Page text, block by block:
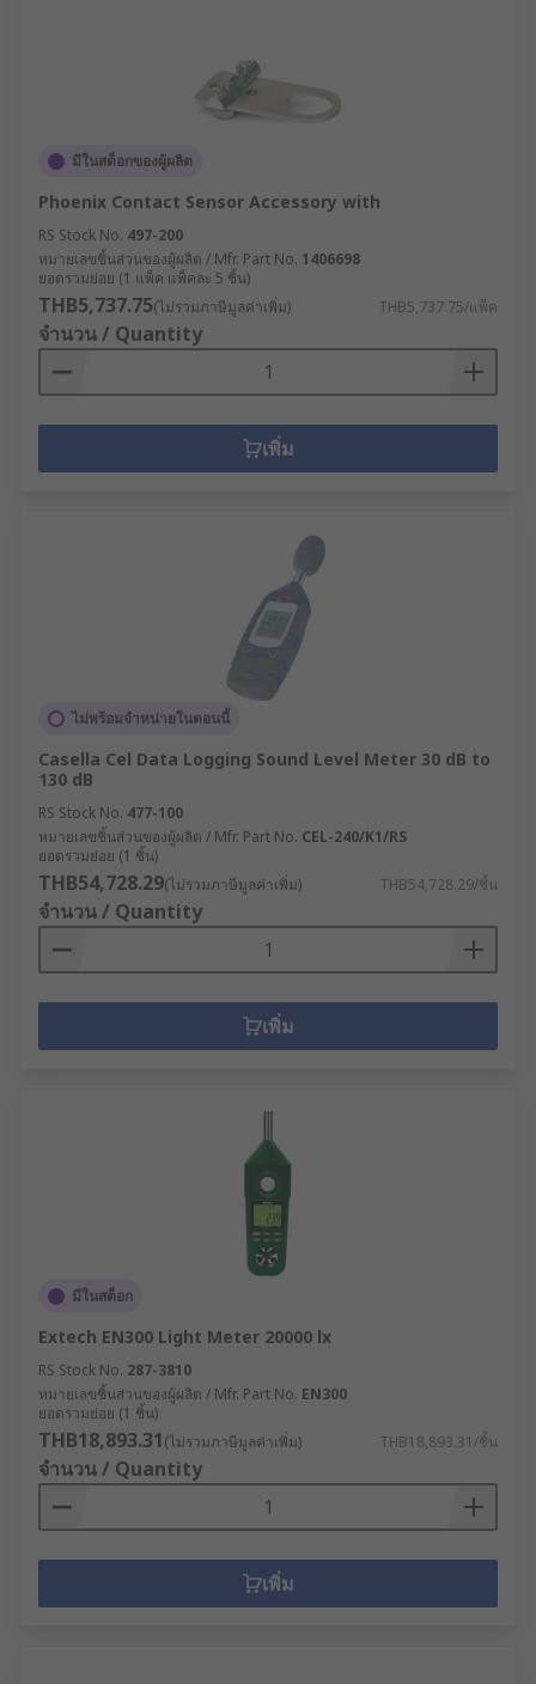
มีในสต็อกของผู้ผลิต
Phoenix Contact Sensor Accessory with
RS Stock No. 497-200
หมายเลขชิ้นส่วนของผู้ผลิต / Mfr. Part No. 1406698
ยอดรวมย่อย (1 แพ็ค แพ็คละ 5 ชิ้น)
THB5,737.75(ไม่รวมภาษีมูลค่าเพิ่ม) THB5,737.75/แพ็ค
จำนวน / Quantity
เพิ่ม
ไม่พร้อมจำหน่ายในตอนนี้
Casella Cel Data Logging Sound Level Meter 30 dB to
130 dB
RS Stock No. 477-100
หมายเลขชิ้นส่วนของผู้ผลิต / Mfr. Part No. CEL-240/K1/RS
ยอดรวมย่อย (1 ชิ้น)
THB54,728.29(ไม่รวมภาษีมูลค่าเพิ่ม) THB54,728.29/ชิ้น
จำนวน / Quantity
เพิ่ม
มีในสต็อก
Extech EN300 Light Meter 20000 lx
RS Stock No. 287-3810
หมายเลขชิ้นส่วนของผู้ผลิต / Mfr. Part No. EN300
ยอดรวมย่อย (1 ชิ้น)
THB18,893.31(ไม่รวมภาษีมูลค่าเพิ่ม) THB18,893.31/ชิ้น
จำนวน / Quantity
เพิ่ม